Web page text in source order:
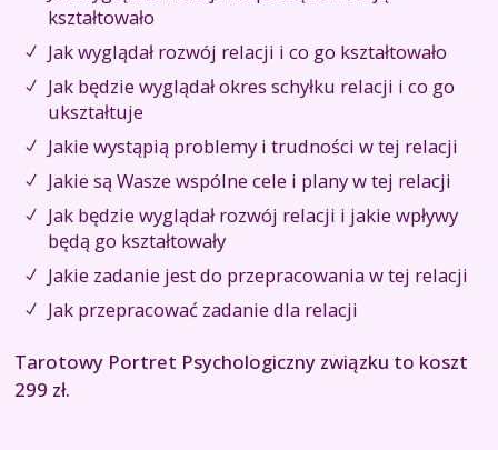
kształtowało
Jak wyglądał rozwój relacji i co go kształtowało
Jak będzie wyglądał okres schyłku relacji i co go
ukształtuje
Jakie wystąpią problemy i trudności w tej relacji
Jakie są Wasze wspólne cele i plany w tej relacji
Jak będzie wyglądał rozwój relacji i jakie wpływy
będą go kształtowały
Jakie zadanie jest do przepracowania w tej relacji
Jak przepracować zadanie dla relacji
Tarotowy Portret Psychologiczny związku to koszt
299 zł.